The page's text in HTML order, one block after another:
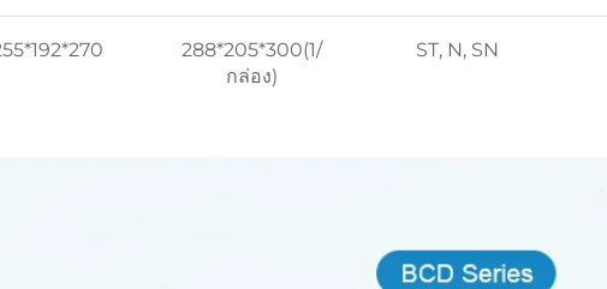
288*205*300(1/
กล่อง)
ST, N, SN